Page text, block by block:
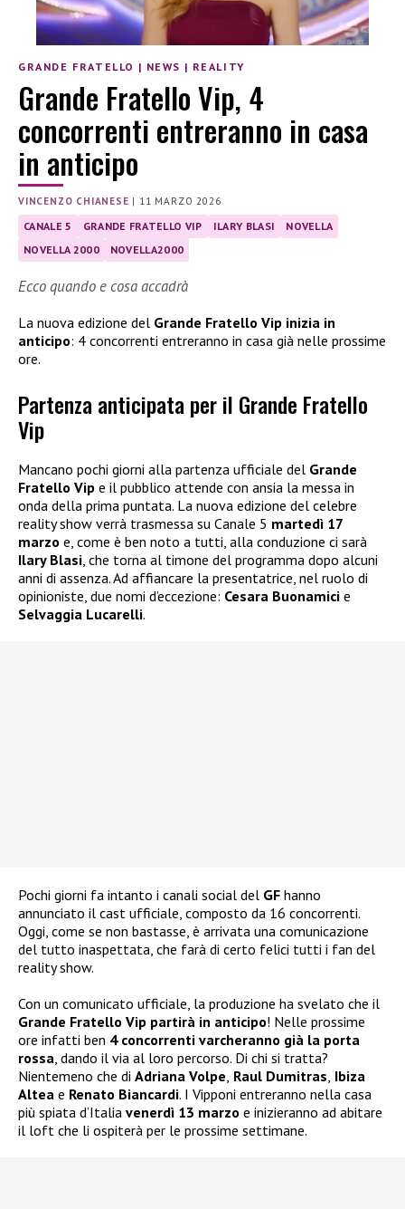
GRANDE FRATELLO | NEWS | REALITY
Grande Fratello Vip, 4
concorrenti entreranno in casa
in anticipo
VINCENZO CHIANESE | 11 MARZO 2026
CANALE 5 GRANDE FRATELLO VIP ILARY BLASI
NOVELLA
NOVELLA 2000
NOVELLA2000
Ecco quando e cosa accadrà
La nuova edizione del Grande Fratello Vip inizia in
anticipo: 4 concorrenti entreranno in casa già nelle prossime
ore.
Partenza anticipata per il Grande Fratello
Vip
Mancano pochi giorni alla partenza ufficiale del Grande
Fratello Vip e il pubblico attende con ansia la messa in
onda della prima puntata. La nuova edizione del celebre
reality show verrà trasmessa su Canale 5 martedì 17
marzo e, come è ben noto a tutti, alla conduzione ci sarà
Ilary Blasi, che torna al timone del programma dopo alcuni
anni di assenza. Ad affiancare la presentatrice, nel ruolo di
opinioniste, due nomi d’eccezione: Cesara Buonamici e
Selvaggia Lucarelli.
Pochi giorni fa intanto i canali social del GF hanno
annunciato il cast ufficiale, composto da 16 concorrenti.
Oggi, come se non bastasse, è arrivata una comunicazione
del tutto inaspettata, che farà di certo felici tutti i fan del
reality show.
Con un comunicato ufficiale, la produzione ha svelato che il
Grande Fratello Vip partirà in anticipo! Nelle prossime
ore infatti ben 4 concorrenti varcheranno già la porta
rossa, dando il via al loro percorso. Di chi si tratta?
Nientemeno che di Adriana Volpe, Raul Dumitras, Ibiza
Altea e Renato Biancardi. I Vipponi entreranno nella casa
più spiata d’Italia venerdì 13 marzo e inizieranno ad abitare
il loft che li ospiterà per le prossime settimane.